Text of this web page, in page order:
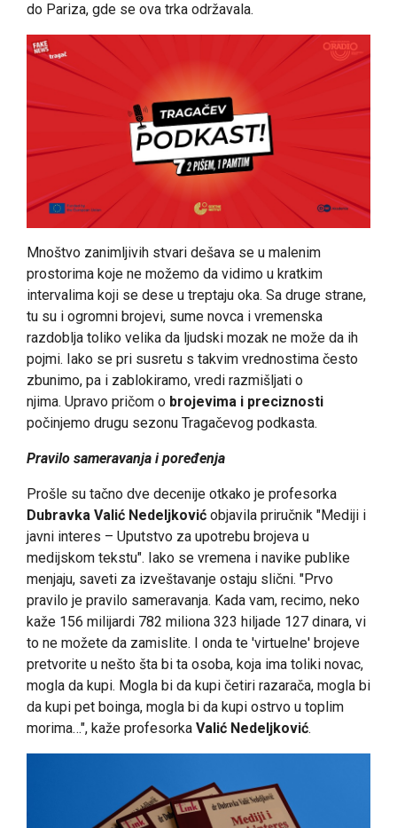
do Pariza, gde se ova trka održavala.
Mnoštvo zanimljivih stvari dešava se u malenim
prostorima koje ne možemo da vidimo u kratkim
intervalima koji se dese u treptaju oka. Sa druge strane,
tu su i ogromni brojevi, sume novca i vremenska
razdoblja toliko velika da ljudski mozak ne može da ih
pojmi. Iako se pri susretu s takvim vrednostima često
zbunimo, pa i zablokiramo, vredi razmišljati o
njima. Upravo pričom o brojevima i preciznosti
počinjemo drugu sezonu Tragačevog podkasta.
Pravilo sameravanja i poređenja
Prošle su tačno dve decenije otkako je profesorka
Dubravka Valić Nedeljković objavila priručnik "Mediji i
javni interes – Uputstvo za upotrebu brojeva u
medijskom tekstu". Iako se vremena i navike publike
menjaju, saveti za izveštavanje ostaju slični. "Prvo
pravilo je pravilo sameravanja. Kada vam, recimo, neko
kaže 156 milijardi 782 miliona 323 hiljade 127 dinara, vi
to ne možete da zamislite. I onda te 'virtuelne' brojeve
pretvorite u nešto šta bi ta osoba, koja ima tоliki novac,
mogla da kupi. Mogla bi da kupi četiri razarača, mogla bi
da kupi pet boinga, mogla bi da kupi ostrvo u toplim
morima…", kaže profesorka Valić Nedeljković.